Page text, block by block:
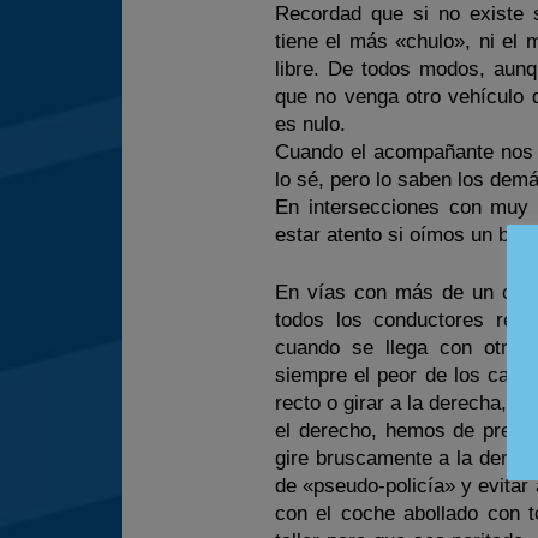
Recordad que si no existe
tiene el más «chulo», ni el
libre. De todos modos,
que no venga otro vehículo
es nulo.
Cuando el acompañante
lo sé, pero lo saben los
En intersecciones con
estar atento si oímos un
En vías con más de un
todos los conductores
cuando se llega con otro
siempre el peor de los
recto o girar a la derecha, y
el derecho, hemos de
gire bruscamente a la
de «pseudo-policía» y evitar
con el coche abollado con